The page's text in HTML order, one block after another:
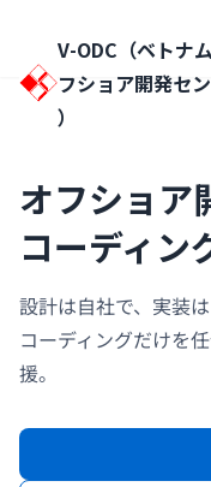
V-ODC（ベトナ
フショア開発セ
）
オフショア
コーディン
設計は自社で、実装は
コーディングだけを
援。